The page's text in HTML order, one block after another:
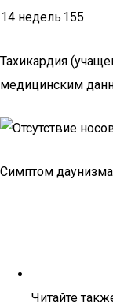
14 недель 155
Тахикардия
медицинским
Симптом даунизма
Читайте